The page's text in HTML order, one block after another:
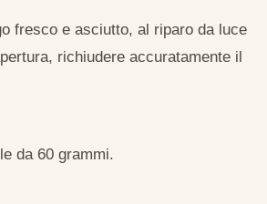
fresco e asciutto, al riparo da luce
richiudere accuratamente il
da 60 grammi.